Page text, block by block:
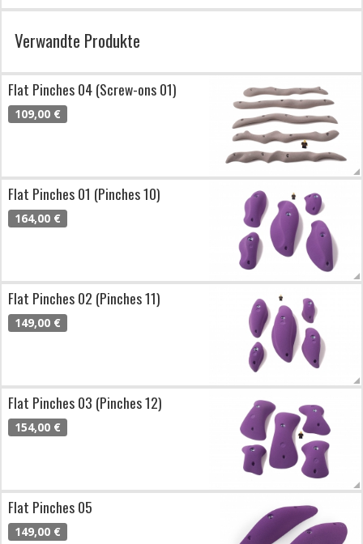
Verwandte Produkte
Flat Pinches 04 (Screw-ons 01)
109,00 €
Flat Pinches 01 (Pinches 10)
164,00 €
Flat Pinches 02 (Pinches 11)
149,00 €
Flat Pinches 03 (Pinches 12)
154,00 €
Flat Pinches 05
149,00 €